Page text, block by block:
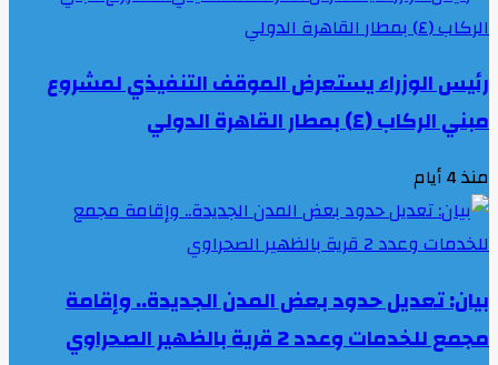
رئيس الوزراء يستعرض الموقف التنفيذي لمشروع
مبني الركاب (٤) بمطار القاهرة الدولي
منذ 4 أيام
بيان: تعديل حدود بعض المدن الجديدة.. وإقامة
مجمع للخدمات وعدد 2 قرية بالظهير الصحراوي